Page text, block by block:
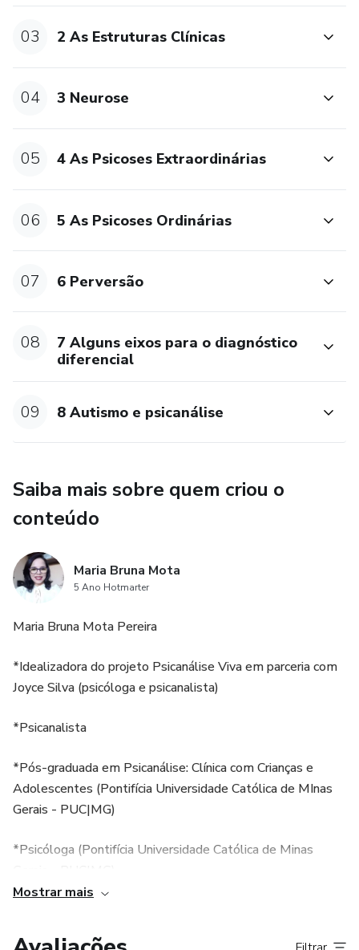
Aula 1: Estádio do espelho
Aula 2: O recalque
Aula 4: O desmentido
Módulo 3- Neurose
Aula 3: Fobia
Módulo 4- As psicoses extraordinárias
Aula 3: A paranoia e suas características
Aula 1- O que são as psicoses ordinárias?
Módulo 6- Perversão
-O perverso e sua mãe
Módulo 7- Alguns eixos para o diagnóstico diferencial
03 2 As Estruturas Clínicas
04 3 Neurose
05 4 As Psicoses Extraordinárias
06 5 As Psicoses Ordinárias
07 6 Perversão
08
7 Alguns eixos para o diagnóstico
diferencial
09 8 Autismo e psicanálise
Saiba mais sobre quem criou o
conteúdo
Maria Bruna Mota
5 Ano Hotmarter
Maria Bruna Mota Pereira
*Idealizadora do projeto Psicanálise Viva em parceria com
Joyce Silva (psicóloga e psicanalista)
*Psicanalista
*Pós-graduada em Psicanálise: Clínica com Crianças e
Adolescentes (Pontifícia Universidade Católica de MInas
Gerais - PUC|MG)
*Psicóloga (Pontifícia Universidade Católica de Minas
Mostrar mais